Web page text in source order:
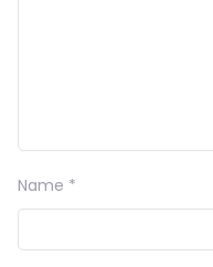
Name *